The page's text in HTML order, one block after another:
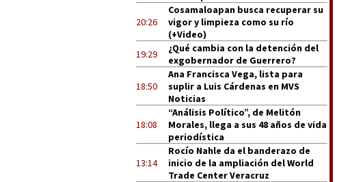
20:26
Cosamaloapan busca recuperar su
vigor y limpieza como su río
(+Video)
19:29
¿Qué cambia con la detención del
exgobernador de Guerrero?
18:50
Ana Francisca Vega, lista para
suplir a Luis Cárdenas en MVS
Noticias
18:08
“Análisis Político”, de Melitón
Morales, llega a sus 48 años de vida
periodística
13:14
Rocío Nahle da el banderazo de
inicio de la ampliación del World
Trade Center Veracruz